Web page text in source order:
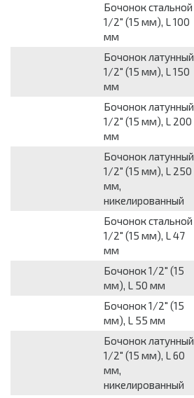
Бочонок стальной
1/2" (15 мм), L 100
мм
Бочонок латунный
1/2" (15 мм), L 150
мм
Бочонок латунный
1/2" (15 мм), L 200
мм
Бочонок латунный
1/2" (15 мм), L 250
мм,
никелированный
Бочонок стальной
1/2" (15 мм), L 47
мм
Бочонок 1/2" (15
мм), L 50 мм
Бочонок 1/2" (15
мм), L 55 мм
Бочонок латунный
1/2" (15 мм), L 60
мм,
никелированный